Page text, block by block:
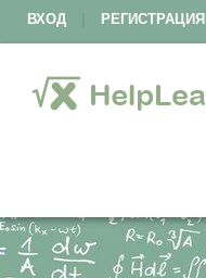
ВХОД РЕГИСТРАЦИЯ